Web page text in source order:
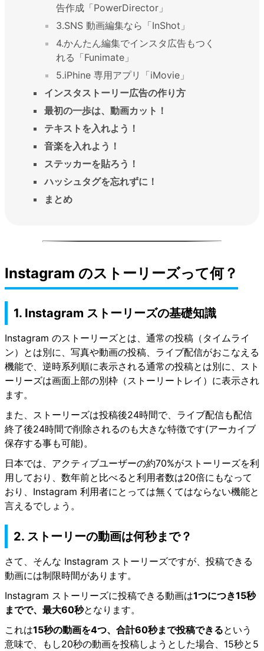
告作成「PowerDirector」
3.SNS 動画編集なら「InShot」
4.かんたん編集でインスタ広告もつく
れる「Funimate」
5.iPhine 専用アプリ「iMovie」
インスタストーリー広告の作り方
最初の一歩は、動画カット！
テキストを入れよう！
音楽を入れよう！
ステッカーを貼ろう！
ハッシュタグを忘れずに！
まとめ
Instagram のストーリーズって何？
1. Instagram ストーリーズの基礎知識
Instagram のストーリーズとは、通常の投稿（タイムライ
ン）とは別に、写真や動画の投稿、ライブ配信がおこなえる
機能で、逆時系列順に表示される通常の投稿とは別に、スト
ーリーズは画面上部の別枠（ストーリートレイ）に表示され
ます。
また、ストーリーズは投稿後24時間で、ライブ配信も配信
終了後24時間で削除されるのも大きな特徴です(アーカイブ
保存する事も可能)。
日本では、アクティブユーザーの約70%がストーリーズを利
用しており、数年前と比べると利用者数は20倍にもなって
おり、Instagram 利用者にとっては無くてはならない機能と
言えるでしょう。
2. ストーリーの動画は何秒まで？
さて、そんな Instagram ストーリーズですが、投稿できる
動画には制限時間があります。
Instagram ストーリーズに投稿できる動画は1つにつき15秒
までで、最大60秒となります。
これは15秒の動画を4つ、合計60秒まで投稿できるという
意味で、もし20秒の動画を投稿しようとした場合、15秒と5